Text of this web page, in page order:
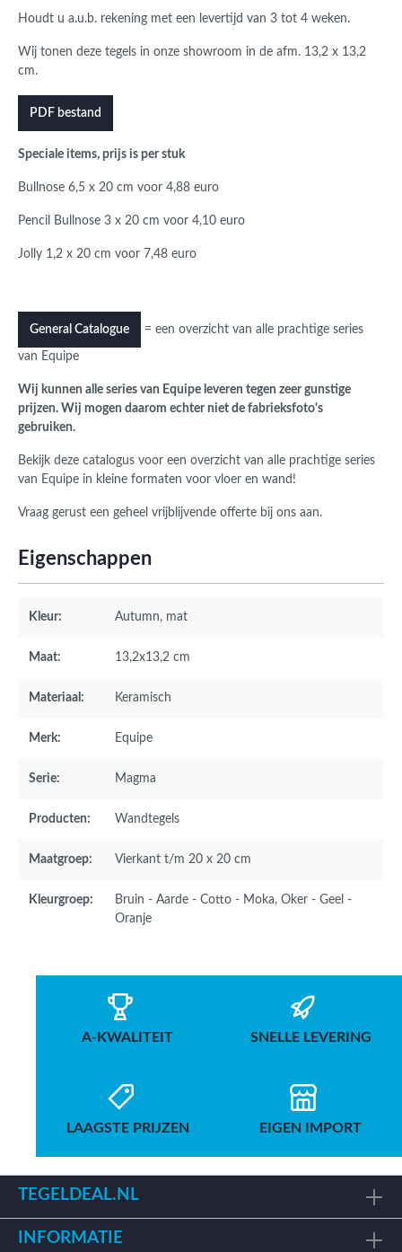
Houdt u a.u.b. rekening met een levertijd van 3 tot 4 weken.
Wij tonen deze tegels in onze showroom in de afm. 13,2 x 13,2
cm.
PDF bestand
Speciale items, prijs is per stuk
Bullnose 6,5 x 20 cm voor 4,88 euro
Pencil Bullnose 3 x 20 cm voor 4,10 euro
Jolly 1,2 x 20 cm voor 7,48 euro
General Catalogue = een overzicht van alle prachtige series
van Equipe
Wij kunnen alle series van Equipe leveren tegen zeer gunstige
prijzen. Wij mogen daarom echter niet de fabrieksfoto's
gebruiken.
Bekijk deze catalogus voor een overzicht van alle prachtige series
van Equipe in kleine formaten voor vloer en wand!
Vraag gerust een geheel vrijblijvende offerte bij ons aan.
Eigenschappen
Kleur: Autumn, mat
Maat: 13,2x13,2 cm
Materiaal: Keramisch
Merk: Equipe
Serie: Magma
Producten: Wandtegels
Maatgroep: Vierkant t/m 20 x 20 cm
Kleurgroep: Bruin - Aarde - Cotto - Moka, Oker - Geel -
Oranje
A-KWALITEIT SNELLE LEVERING
LAAGSTE PRIJZEN EIGEN IMPORT
TEGELDEAL.NL
INFORMATIE